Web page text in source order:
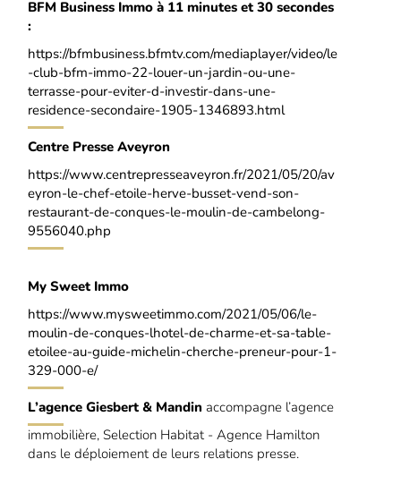
BFM Business Immo à 11 minutes et 30 secondes
:
https://bfmbusiness.bfmtv.com/mediaplayer/video/le
-club-bfm-immo-22-louer-un-jardin-ou-une-
terrasse-pour-eviter-d-investir-dans-une-
residence-secondaire-1905-1346893.html
Centre Presse Aveyron
https://www.centrepresseaveyron.fr/2021/05/20/av
eyron-le-chef-etoile-herve-busset-vend-son-
restaurant-de-conques-le-moulin-de-cambelong-
9556040.php
My Sweet Immo
https://www.mysweetimmo.com/2021/05/06/le-
moulin-de-conques-lhotel-de-charme-et-sa-table-
etoilee-au-guide-michelin-cherche-preneur-pour-1-
329-000-e/
L’agence Giesbert & Mandin accompagne l’agence
immobilière, Selection Habitat - Agence Hamilton
dans le déploiement de leurs relations presse.